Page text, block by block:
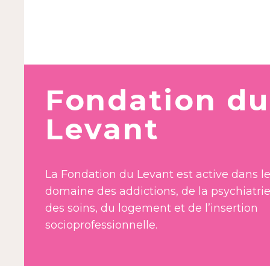
Fondation du
Levant
La Fondation du Levant est active dans le
domaine des addictions, de la
des soins, du logement et de l’insertion
socioprofessionnelle.